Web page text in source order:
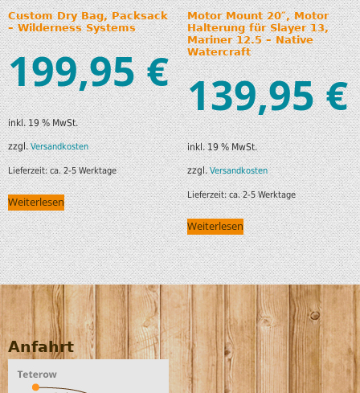
Custom Dry Bag, Packsack
– Wilderness Systems
199,95€
inkl. 19 % MwSt.
zzgl.Versandkosten
Lieferzeit:ca. 2-5 Werktage
Weiterlesen
Motor Mount 20″, Motor
Halterung für Slayer 13,
Mariner 12.5 – Native
Watercraft
139,95€
inkl. 19 % MwSt.
zzgl.Versandkosten
Lieferzeit:ca. 2-5 Werktage
Weiterlesen
Anfahrt